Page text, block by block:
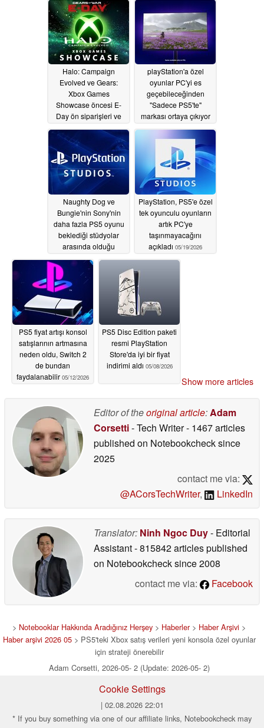
paylaşıldı06/11/2026
Halo: Campaign
Evolved ve Gears:
Xbox Games
Showcase öncesi E-
Day ön siparişleri ve
06/08/2026
playStation'a özel
oyunlar PC'yi es
geçebileceğinden
"Sadece PS5'te"
markası ortaya çıkıyor
06/02/2026
Naughty Dog ve
Bungie'nin Sony'nin
daha fazla PS5 oyunu
beklediği stüdyolar
arasında olduğu
05/26/2026
PlayStation, PS5'e özel
tek oyunculu oyunların
artık PC'ye
taşınmayacağını
açıkladı 05/19/2026
PS5 fiyat artışı konsol
satışlarının artmasına
neden oldu, Switch 2
de bundan
faydalanabilir 05/12/2026
PS5 Disc Edition paketi
resmi PlayStation
Store'da iyi bir fiyat
indirimi aldı 05/08/2026
Show more articles
Editor of theoriginal article:Adam
Corsetti- Tech Writer- 1467 articles
published on Notebookchecksince
2025
contact me via:
@ACorsTechWriter, LinkedIn
Translator: Ninh Ngoc Duy- Editorial
Assistant- 815842 articles published
on Notebookchecksince 2008
contact me via:
Facebook
> Notebooklar Hakkında Aradığınız Herşey > Haberler> Haber Arşivi >
Haber arşivi 2026 05> PS5'teki Xbox satış verileri yeni konsola özel oyunlar
için strateji önerebilir
Adam Corsetti, 2026-05- 2 (Update: 2026-05- 2)
Cookie Settings
| 02.08.2026 22:01
* If you buy something via one of our affiliate links, Notebookcheck may